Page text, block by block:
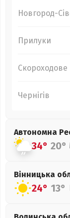
Новгород-
Прилуки
Скороходове
Чернігів
Автономна
34° 20°
Вінницька
24° 13°